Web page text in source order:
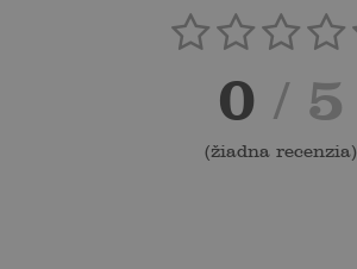
0 / 5
(žiadna recenzia)